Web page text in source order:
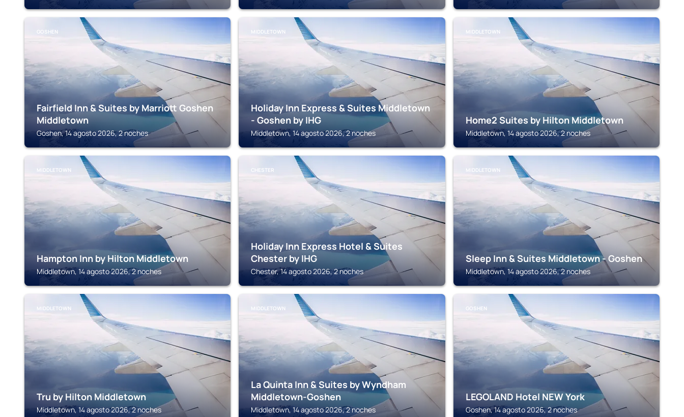
GOSHEN
Fairfield Inn & Suites by Marriott Goshen
Middletown
Goshen, 14 agosto 2026, 2 noches
MIDDLETOWN
Holiday Inn Express & Suites Middletown
- Goshen by IHG
Middletown, 14 agosto 2026, 2 noches
MIDDLETOWN
Home2 Suites by Hilton Middletown
Middletown, 14 agosto 2026, 2 noches
MIDDLETOWN
Hampton Inn by Hilton Middletown
Middletown, 14 agosto 2026, 2 noches
CHESTER
Holiday Inn Express Hotel & Suites
Chester by IHG
Chester, 14 agosto 2026, 2 noches
MIDDLETOWN
Sleep Inn & Suites Middletown - Goshen
Middletown, 14 agosto 2026, 2 noches
MIDDLETOWN
Tru by Hilton Middletown
Middletown, 14 agosto 2026, 2 noches
MIDDLETOWN
La Quinta Inn & Suites by Wyndham
Middletown-Goshen
Middletown, 14 agosto 2026, 2 noches
GOSHEN
LEGOLAND Hotel NEW York
Goshen, 14 agosto 2026, 2 noches